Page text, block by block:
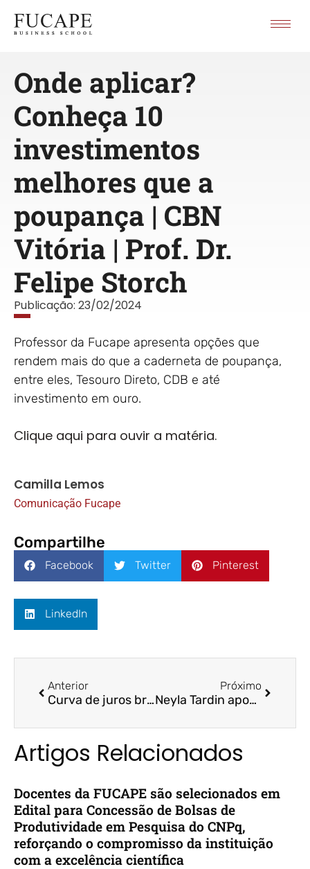
Onde aplicar?
Conheça 10
investimentos
melhores que a
poupança | CBN
Vitória | Prof. Dr.
Felipe Storch
Publicação: 23/02/2024
Professor da Fucape apresenta opções que
rendem mais do que a caderneta de poupança,
entre eles, Tesouro Direto, CDB e até
investimento em ouro.
Clique aqui para ouvir a matéria.
Camilla Lemos
Comunicação Fucape
Compartilhe
Facebook Twitter Pinterest
LinkedIn
Anterior
Curva de juros brasileira segue menos volátil que americana: ‘difícil explicar’, diz ex-diretor do BC | InvestNews | Prof. Dr. Bruno Funchal
Próximo
Neyla Tardin aponta os desafios de cuidar do dinheiro de Vitória | Folha Vitória | Profª. Drª. Neyla Tardin
Artigos Relacionados
Docentes da FUCAPE são selecionados em
Edital para Concessão de Bolsas de
Produtividade em Pesquisa do CNPq,
reforçando o compromisso da instituição
com a excelência científica